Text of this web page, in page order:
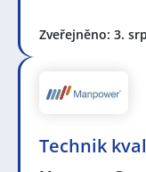
Zveřejněno: 3.
Technik